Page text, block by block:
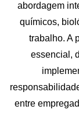
abordagem
químicos,
trabalho. A
essencial,
entre